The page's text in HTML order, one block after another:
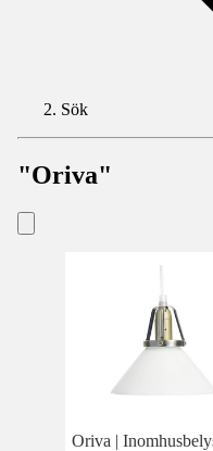
Sök
"Oriva"
Oriva |